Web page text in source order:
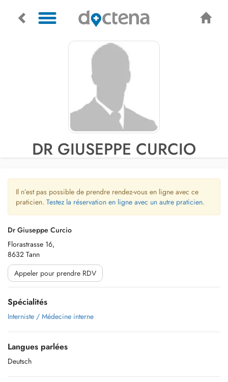
DR GIUSEPPE CURCIO
Il n’est pas possible de prendre rendez-vous en ligne avec ce
praticien. Testez la réservation en ligne avec un autre praticien.
Dr Giuseppe Curcio
Florastrasse 16,
8632 Tann
Appeler pour prendre RDV
Spécialités
Interniste / Médecine interne
Langues parlées
Deutsch